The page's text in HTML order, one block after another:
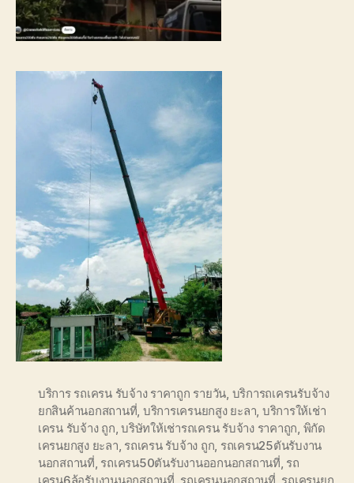
บริการ รถเครน รับจ้าง ราคาถูก รายวัน, บริการถเครนรับจ้าง
ยกสินค้านอกสถานที่, บริการเครนยกสูง ยะลา, บริการให้เช่า
เครน รับจ้าง ถูก,บริษัทให้เช่ารถเครน รับจ้าง ราคาถูก, พิกัด
เครนยกสูง ยะลา, รถเครน รับจ้าง ถูก, รถเครน25ตันรับงาน
นอกสถานที่, รถเครน50ตันรับงานออกนอกสถานที่, รถ